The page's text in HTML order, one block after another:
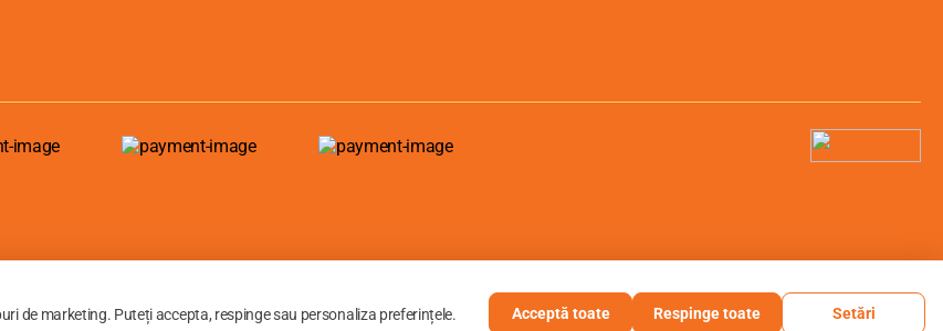
de marketing. Puteți accepta, respinge sau personaliza preferințele.
Acceptă toate Respinge toate Setări